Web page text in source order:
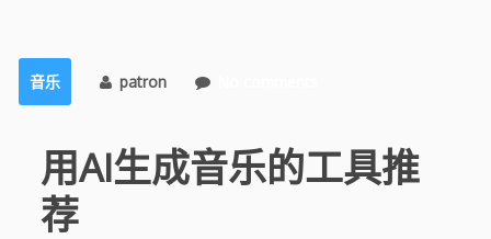
音乐 patron
用AI生成音乐的工具推
荐